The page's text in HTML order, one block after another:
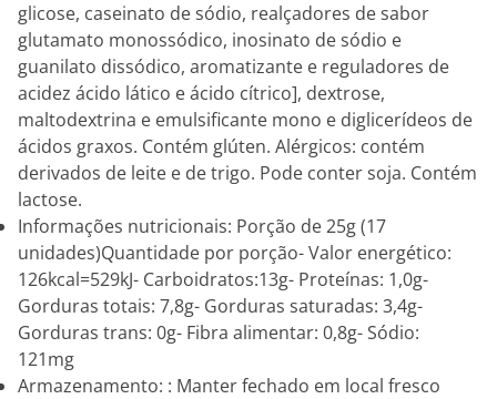
glicose, caseinato de sódio, realçadores de sabor
glutamato monossódico, inosinato de sódio e
guanilato dissódico, aromatizante e reguladores de
acidez ácido lático e ácido cítrico], dextrose,
maltodextrina e emulsificante mono e diglicerídeos de
ácidos graxos. Contém glúten. Alérgicos: contém
derivados de leite e de trigo. Pode conter soja. Contém
lactose.
Informações nutricionais: Porção de 25g (17
unidades)Quantidade por porção- Valor energético:
126kcal=529kJ- Carboidratos:13g- Proteínas: 1,0g-
Gorduras totais: 7,8g- Gorduras saturadas: 3,4g-
Gorduras trans: 0g- Fibra alimentar: 0,8g- Sódio:
121mg
Armazenamento: : Manter fechado em local fresco